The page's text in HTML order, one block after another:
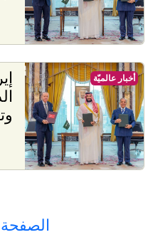
أخبار عالميّة
الصفحة